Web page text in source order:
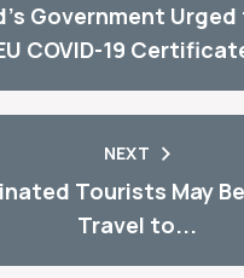
Government
COVID-19
NEXT
Tourists May
Travel to...